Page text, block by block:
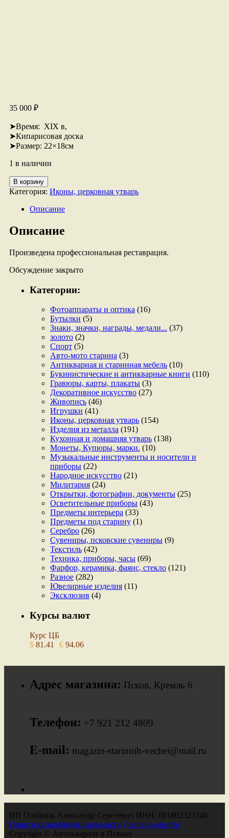
35 000 ₽
➤Время: ХIХ в,
➤Кипарисовая доска
➤Размер: 22×18см
1 в наличии
Количество
товара
Черниговская
Матерь.
В корзину
Категория: Иконы, церковная утварь
Описание
Описание
Произведена профессиональная реставрация.
Обсуждение закрыто
Категории:
Фотоаппараты и оптика (16)
Бутылки (5)
Знаки, значки, награды, медали... (37)
золото (2)
Спорт (5)
Авто-мото старина (3)
Антикварная и старинная мебель (10)
Букинистические и антикварные книги (110)
Гравюры, карты, плакаты (3)
Декоративное искусство (27)
Живопись (46)
Игрушки (41)
Иконы, церковная утварь (154)
Изделия из металла (191)
Кухонная и домашняя утварь (138)
Монеты, Купюры, марки. (10)
Музыкальные инструменты и носители и
приборы (22)
Народное искусство (21)
Милитария (24)
Открытки, фотографии, документы (25)
Осветительные приборы (43)
Предметы интерьера (33)
Предметы под старину (1)
Серебро (26)
Сувениры, псковские сувениры (9)
Текстиль (42)
Техника, приборы, часы (69)
Фарфор, керамика, фаянс, стекло (121)
Разное (282)
Ювелирные изделия (11)
Эксклюзив (4)
Курсы валют
Курс ЦБ
$ 81.41 € 94.06
Адрес магазина: Псков, Кремль 6
Телефон: +7 921 212 4809
E-mail: magazin-starinnih-vechei@mail.ru
ИП Олейник Александр Сергеевич ИНН: 601802323340
Политика конфиденциальности Договор-оферта
Copyright © Антиквариат в Пскове